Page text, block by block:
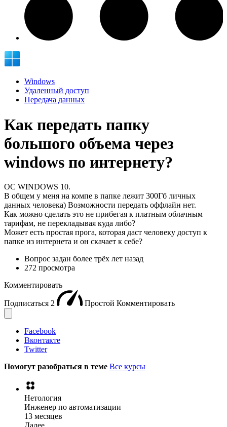
Windows
Удаленный доступ
Передача данных
Как передать папку
большого объема через
windows по интернету?
ОС WINDOWS 10.
В общем у меня на компе в папке лежит 300Гб личных
данных человека) Возможности передать оффлайн нет.
Как можно сделать это не прибегая к платным облачным
тарифам, не перекладывая куда либо?
Может есть простая прога, которая даст человеку доступ к
папке из интернета и он скачает к себе?
Вопрос задан более трёх лет назад
272 просмотра
Комментировать
Подписаться 2 Простой Комментировать
Facebook
Вконтакте
Twitter
Помогут разобраться в теме Все курсы
Нетология
Инженер по автоматизации
13 месяцев
Далее